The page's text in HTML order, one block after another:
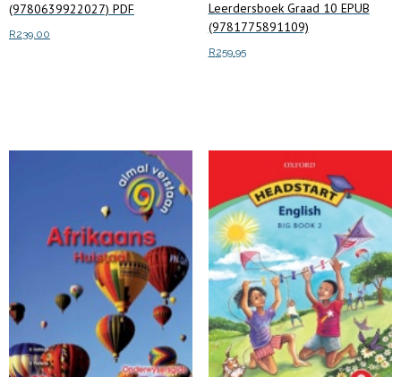
(9780639922027) PDF
R239.00
Leerdersboek Graad 10 EPUB
(9781775891109)
R259.95